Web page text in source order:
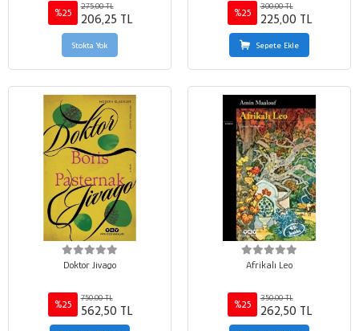
%25
275,00 TL
206,25 TL
Stokta Yok
%25
300,00 TL
225,00 TL
Sepete Ekle
Doktor Jivago
%25
750,00 TL
562,50 TL
Afrikalı Leo
%25
350,00 TL
262,50 TL